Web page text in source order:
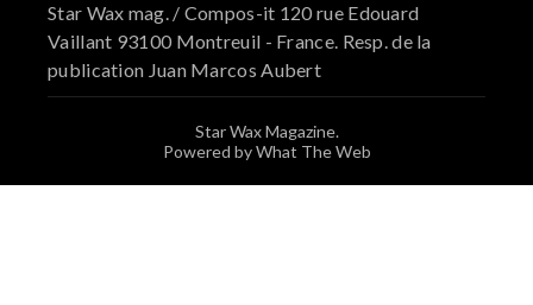
Star Wax mag. / Compos-it 120 rue Edouard
Vaillant 93100 Montreuil - France. Resp. de la
publication Juan Marcos Aubert
Star Wax Magazine.
Powered by What The Web